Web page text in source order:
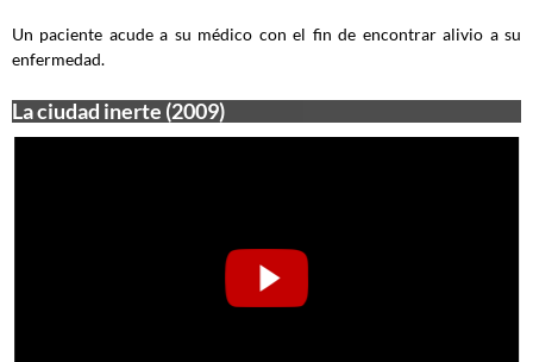
Un paciente acude a su médico con el fin de encontrar alivio a su
enfermedad.
La ciudad inerte (2009)